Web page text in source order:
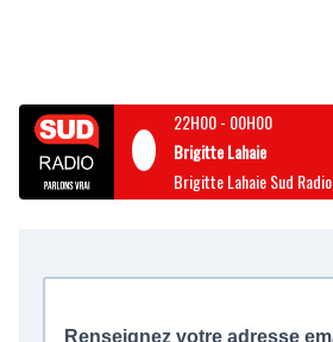
22H00- 00H00
Brigitte Lahaie
Brigitte Lahaie Sud Radio